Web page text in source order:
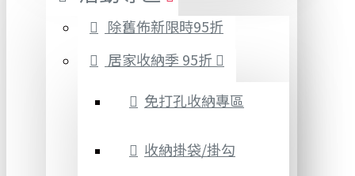
除舊佈新限時95折
居家收納季 95折
免打孔收納專區
收納掛袋/掛勾